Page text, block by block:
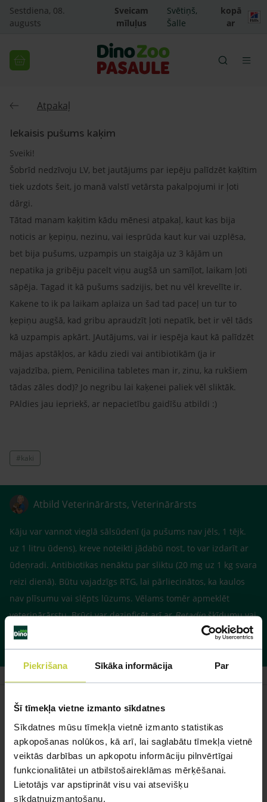
Piekrišana Sīkāka informācija Par
Šī tīmekļa vietne izmanto sīkdatnes
Sīkdatnes mūsu tīmekļa vietnē izmanto statistikas
apkopošanas nolūkos, kā arī, lai saglabātu tīmekļa vietnē
veiktās darbības un apkopotu informāciju pilnvērtīgai
funkcionalitātei un atbilstošaireklāmas mērķēšanai.
Lietotājs var apstiprināt visu vai atsevišķu
sīkdatņuizmantošanu.
Sestdiena, 08.
augusts
Sveicam
mīluļus
Svētiņš,
Šalle
kopā
ar
Atpakaļ
Iekaisis pušums kaķim
Sveiki!
Šobrīd nedzīvoju LV, bet jautājums par iepēju palīdzēt kaķītim
tiek uzdots šeit, jo manā valstī vetārsta pakalpojumi ir ļoti
dārgi.
Tātad manam kaķitim kādu mēnesi atpakaļ, kaut kas bija
noticis ar ķepiņu, nezinu, vai iesprūda kaut kur vai uzplēsa,
bet bija pušums, uzpampis un staigāja uz 3 kājām un
nepatika ja gribēju pacelt viņu augšā un samīļot, laikam ļoti
sāpēja. Tagad it kā pušums sadzijis, bet nu vēl krevelīte ir.
Kakene to ik pa laikam aplaiza un šad tad paceļ un tur to
ķepiņu augšā, kad gribu apraudzīt ļoti nepatīk, bet ir vēl tāds
kā uzpampis apkārt. JAutājums, vai ir iespēja kaut kā palīdzēt
mājas apstākļos, ar kādu ziedi vai antibiotikām (ja ir
vajadzība, piem, Penicilina tabletes man ir, zinu, ka rukšiem
tādas zāles dod)? Jo negribu lai kaķenei paliek vēl sliktāk.
PAldies jau iepriekš, ar nepacietību gaidīšu atbildi :)
#kaki
Atbild Veterinārārsts, Veterinārārsts
Kāju var vannot vieglā sālsūdenī (ja pušums nav jēls, 1 tējk.
uz 1 litru ūdens), kreve noteikti jādabū nost, to var izdarīt ar
ūdeņradi. Antibiotikas nenāktu par sliktu (20 mg uz 1 kg svara
reizi dienā). Būtu vajadzīgs RTG, lai pārliecinātos, ka kaulos
nav plīsumu vai slēpts lūzums. Vēlams tomēr apmeklēt
veterinārārstu. Brūci var dezinficēt arī arBetadinšķīdumu vai
ziedi.
Līdzīgi jautājumi
Mūsu eksperti spēs atbildēt uz jebkuru Jūsu jautājumu
UZDOT JAUTĀJUMU